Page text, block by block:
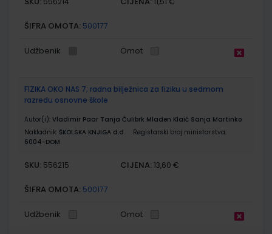
ŠIFRA OMOTA: 500177
Udžbenik Omot
FIZIKA OKO NAS 7; radna bilježnica za fiziku u sedmom
razredu osnovne škole
Autor(i): Vladimir Paar Tanja Ćulibrk Mladen Klaić Sanja Martinko
Nakladnik: ŠKOLSKA KNJIGA d.d.
Registarski broj ministarstva:
6004-DOM
SKU: 556215 CIJENA: 13,60 €
ŠIFRA OMOTA: 500177
Udžbenik Omot